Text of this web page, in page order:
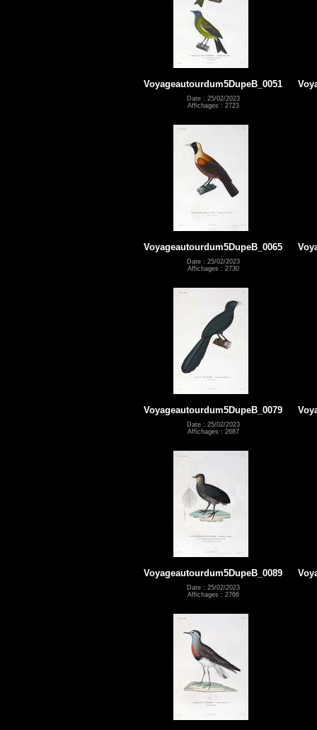
Voyageautourdum5DupeB_0051
Date : 25/02/2023
Affichages : 2723
Voyageautourdum5DupeB_0065
Date : 25/02/2023
Affichages : 2730
Voyageautourdum5DupeB_0079
Date : 25/02/2023
Affichages : 2687
Voyageautourdum5DupeB_0089
Date : 25/02/2023
Affichages : 2766